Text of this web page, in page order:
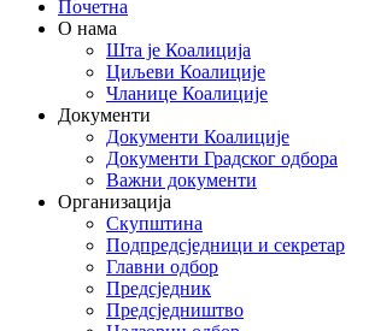
Почетна
О нама
Шта је Коалиција
Циљеви Коалиције
Чланице Коалиције
Документи
Документи Коалиције
Документи Градског одбора
Важни документи
Организација
Скупштина
Подпредсједници и секретар
Главни одбор
Предсједник
Предсједништво